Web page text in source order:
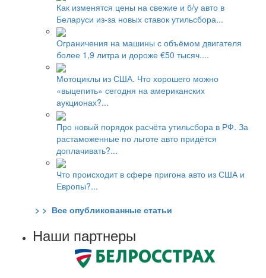
Как изменятся цены на свежие и б/у авто в
Беларуси из-за новых ставок утильсбора...
Ограничения на машины с объёмом двигателя
более 1,9 литра и дороже €50 тысяч....
Мотоциклы из США. Что хорошего можно
«выцепить» сегодня на американских
аукционах?...
Про новый порядок расчёта утильсбора в РФ. За
растаможенные по льготе авто придётся
доплачивать?...
Что происходит в сфере пригона авто из США и
Европы?...
> > Все опубликованные статьи
Наши партнеры